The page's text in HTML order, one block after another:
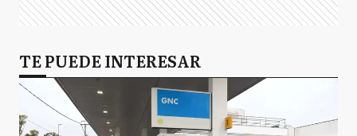
TE PUEDE INTERESAR